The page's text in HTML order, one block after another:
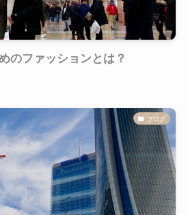
のファッションとは？
ブログ